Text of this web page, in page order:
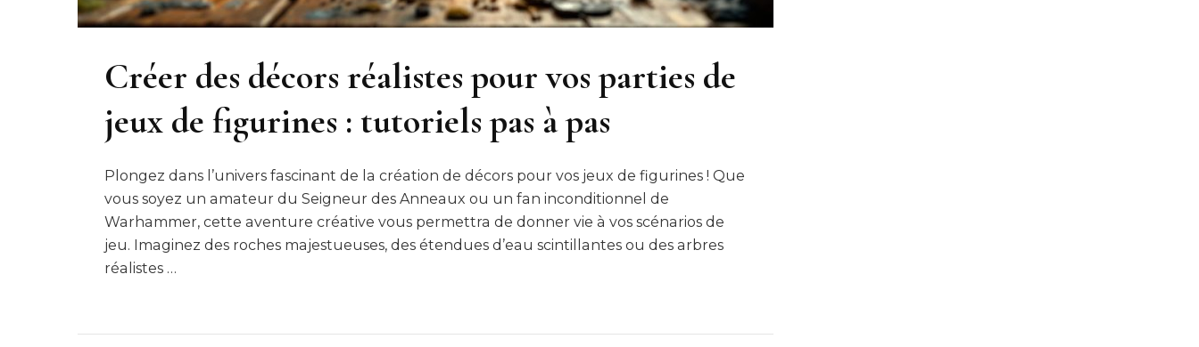
Créer des décors réalistes pour vos parties de
jeux de figurines : tutoriels pas à pas
Plongez dans l’univers fascinant de la création de décors pour vos jeux de figurines ! Que
vous soyez un amateur du Seigneur des Anneaux ou un fan inconditionnel de
Warhammer, cette aventure créative vous permettra de donner vie à vos scénarios de
jeu. Imaginez des roches majestueuses, des étendues d’eau scintillantes ou des arbres
réalistes …